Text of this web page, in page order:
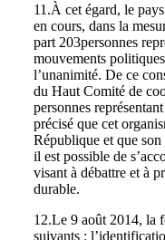
11.À cet égard, le
en cours, dans la
part 203personnes
mouvements
l’unanimité. De ce
du Haut Comité de
personnes
précisé que cet
République et que
il est possible de
visant à débattre et à
durable.
12.Le 9 août 2014, la
suivants :